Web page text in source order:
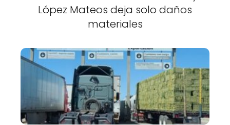
López Mateos deja solo daños
materiales